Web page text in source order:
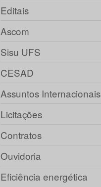
Editais
Ascom
Sisu UFS
CESAD
Assuntos Internacionais
Licitações
Contratos
Ouvidoria
Eficiência energética